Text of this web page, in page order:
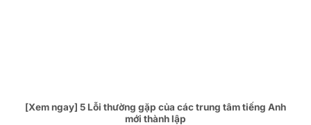
[Xem ngay] 5 Lỗi thường gặp của các trung tâm tiếng Anh
mới thành lập